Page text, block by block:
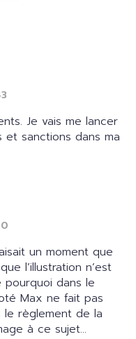
Je vais me lancer
sanctions dans ma
un moment que
l’illustration n’est
dans le
Max ne fait pas
règlement de la
à ce sujet…